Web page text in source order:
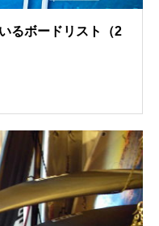
るボードリスト（2